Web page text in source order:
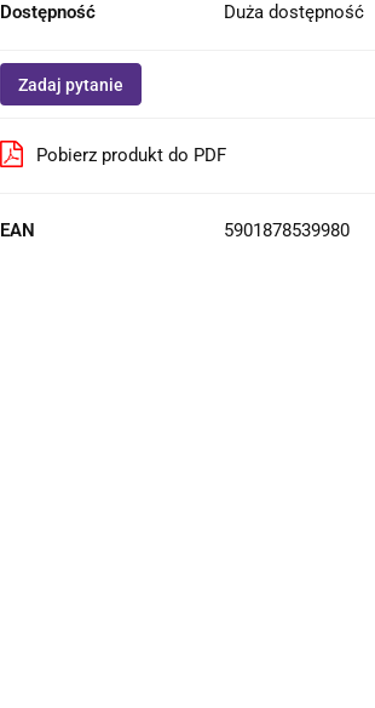
Dostępność Duża dostępność
Zadaj pytanie
Pobierz produkt do PDF
EAN 5901878539980